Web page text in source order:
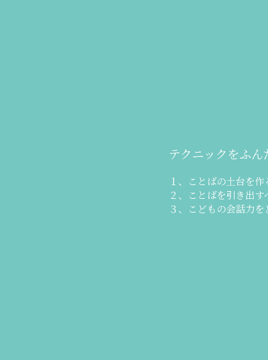
テクニックをふん
１、ことばの土台を
２、ことばを引き出す
３、こどもの会話力